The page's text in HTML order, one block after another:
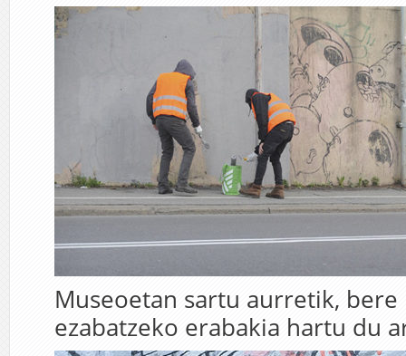
Museoetan sartu aurretik,
ezabatzeko erabakia hartu du